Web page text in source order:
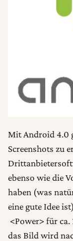
Mit Android 4.0
Screenshots zu
ebenso wie die
haben (was
eine gute Idee
<Power> für ca.
das Bild wird